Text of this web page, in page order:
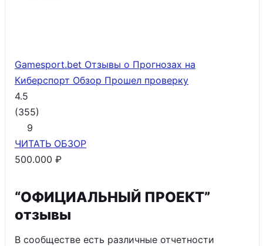
Gamesport.bet Отзывы о Прогнозах на
Киберспорт Обзор Прошел проверку
4.5
(355)
9
ЧИТАТЬ ОБЗОР
500.000 ₽
“ОФИЦИАЛЬНЫЙ ПРОЕКТ”
отзывы
В сообществе есть различные отчетности